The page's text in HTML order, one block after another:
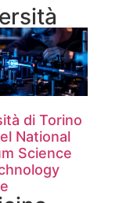
di Torino
National
Science